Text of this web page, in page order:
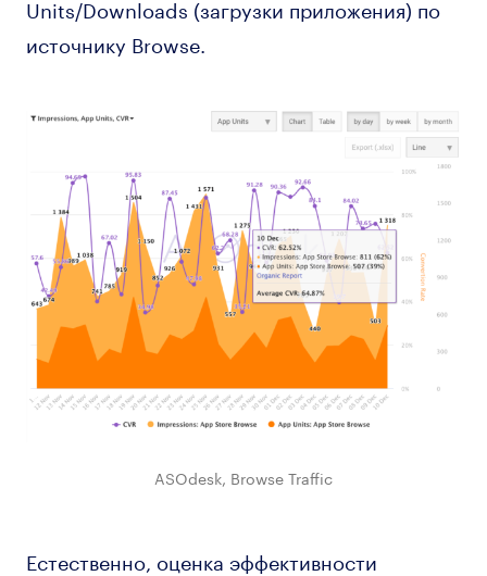
Units/Downloads (загрузки приложения) по
источнику Browse.
ASOdesk, Browse Traffic
Естественно, оценка эффективности